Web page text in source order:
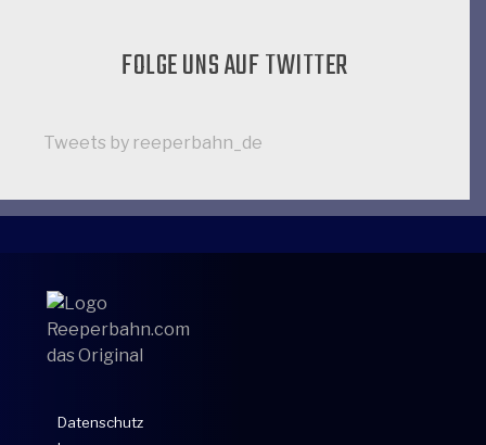
FOLGE UNS AUF TWITTER
Tweets by reeperbahn_de
Datenschutz